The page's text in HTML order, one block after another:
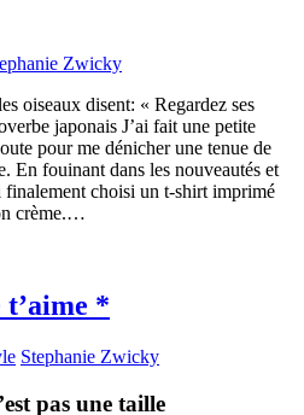
Zwicky
oiseaux disent: « Regardez ses
japonais J’ai fait une petite
pour me dénicher une tenue de
En fouinant dans les nouveautés et
finalement choisi un t-shirt imprimé
crème.…
*
Stephanie Zwicky
pas une taille